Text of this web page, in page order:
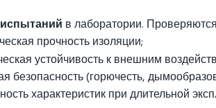
в лаборатории.
прочность изоляции;
устойчивость к внешним
безопасность (горючесть,
характеристик при длительной